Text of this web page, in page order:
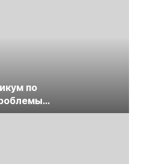
по
экспертизы